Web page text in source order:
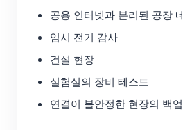
공용 인터넷과 분리된 공장
임시 전기 감사
건설 현장
실험실의 장비 테스트
연결이 불안정한 현장의 백